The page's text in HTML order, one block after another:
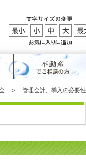
＞ 管理会計、導入の必要性